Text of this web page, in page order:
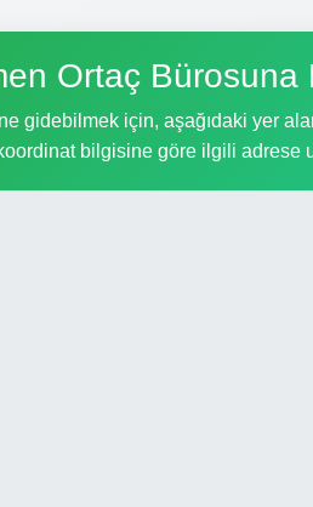
Ortaç Bürosuna
gidebilmek için, aşağıdaki yer
bilgisine göre ilgili adrese